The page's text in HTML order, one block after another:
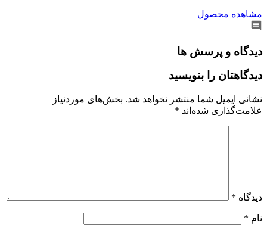
مشاهده محصول
دیدگاه و پرسش ها
دیدگاهتان را بنویسید
نشانی ایمیل شما منتشر نخواهد شد. بخش‌های موردنیاز
علامت‌گذاری شده‌اند *
دیدگاه *
نام *